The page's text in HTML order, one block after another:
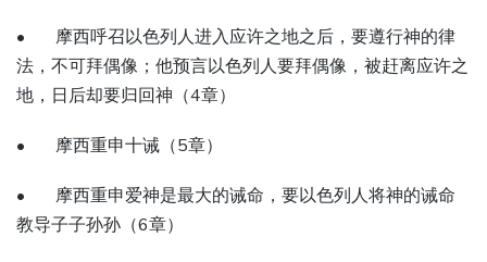
• 摩西呼召以色列人进入应许之地之后，要遵行神的律
法，不可拜偶像；他预言以色列人要拜偶像，被赶离应许之
地，日后却要归回神（4章）
• 摩西重申十诫（5章）
• 摩西重申爱神是最大的诫命，要以色列人将神的诫命
教导子子孙孙（6章）